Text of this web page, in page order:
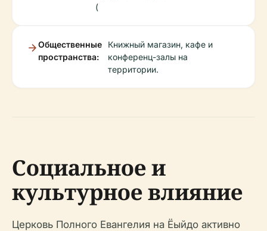
(
Общественные
пространства:
Книжный магазин, кафе и
конференц-залы на
территории.
Социальное и
культурное влияние
Церковь Полного Евангелия на Ёыйдо активно